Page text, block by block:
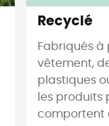
Recyclé
Fabriqués à
vêtement,
plastiques
les produits
comportent